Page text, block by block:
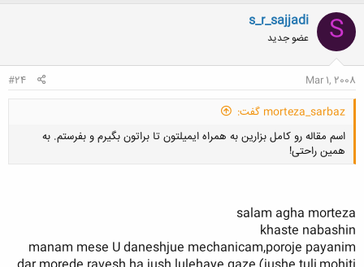
S
s_r_sajjadi
عضو جدید
Mar 1, 2008
#24
morteza_sarbaz گفت:
اسم مقاله رو کامل بزارین به همراه ایمیلتون تا براتون بگیرم و بفرستم. به
همین راحتی!
کلیک کنید تا باز شود...
salam agha morteza
khaste nabashin
manam mese U daneshjue mechanicam,poroje payanim